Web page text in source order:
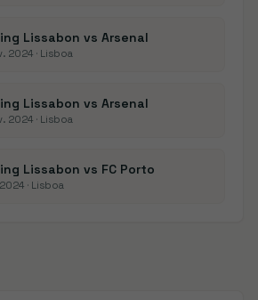
Lissabon vs Arsenal
2024 · Lisboa
Lissabon vs Arsenal
2024 · Lisboa
Lissabon vs FC Porto
· Lisboa